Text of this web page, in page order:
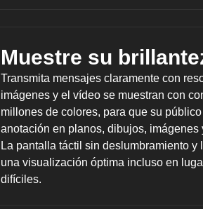
Muestre su
Transmita mensajes claramente con
imágenes y el vídeo se muestran con
millones de colores, para que su
anotación en planos, dibujos,
La pantalla táctil sin deslumbramiento
una visualización óptima incluso en
difíciles.